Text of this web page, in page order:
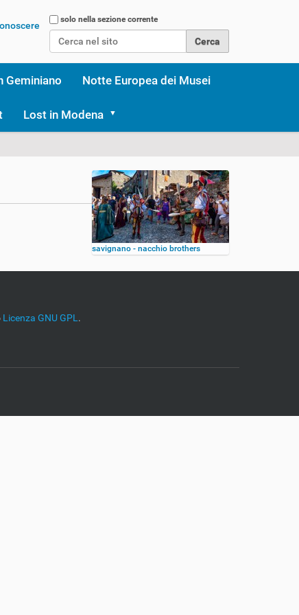
Cerca nel sito
solo nella sezione corrente
Geminiano Notte Europea dei Musei
Lost in Modena
savignano - nacchio brothers
Licenza GNU GPL .